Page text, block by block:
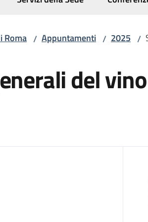
Roma / Appuntamenti / 2025 /
del vino